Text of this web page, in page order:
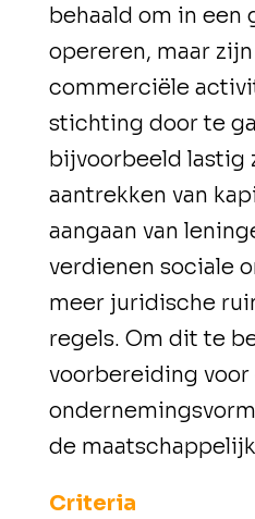
behaald om in een
opereren, maar
commerciële
stichting door te
bijvoorbeeld lastig
aantrekken van
aangaan van
verdienen sociale
meer juridische
regels. Om dit te
voorbereiding voor
de
Criteria